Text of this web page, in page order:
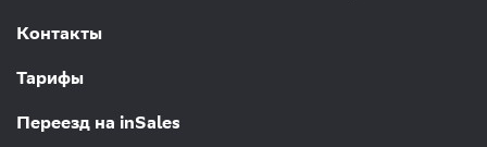
Контакты
Тарифы
Переезд на inSales